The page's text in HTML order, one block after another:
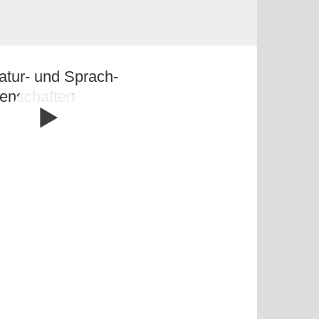
und Sprach­